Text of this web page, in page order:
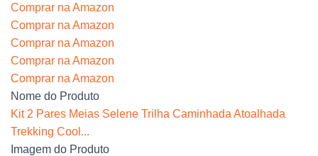
Comprar na Amazon
Comprar na Amazon
Comprar na Amazon
Comprar na Amazon
Comprar na Amazon
Nome do Produto
Kit 2 Pares Meias Selene Trilha Caminhada Atoalhada
Trekking Cool...
Imagem do Produto